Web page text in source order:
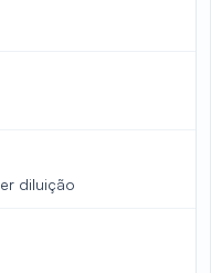
diluição